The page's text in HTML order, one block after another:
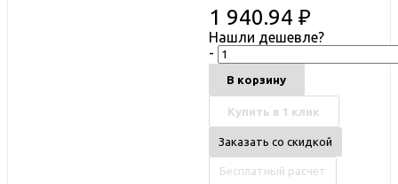
1 940.94 ₽
Нашли дешевле?
-
В корзину
Купить в 1 клик
Заказать со скидкой
Бесплатный расчет